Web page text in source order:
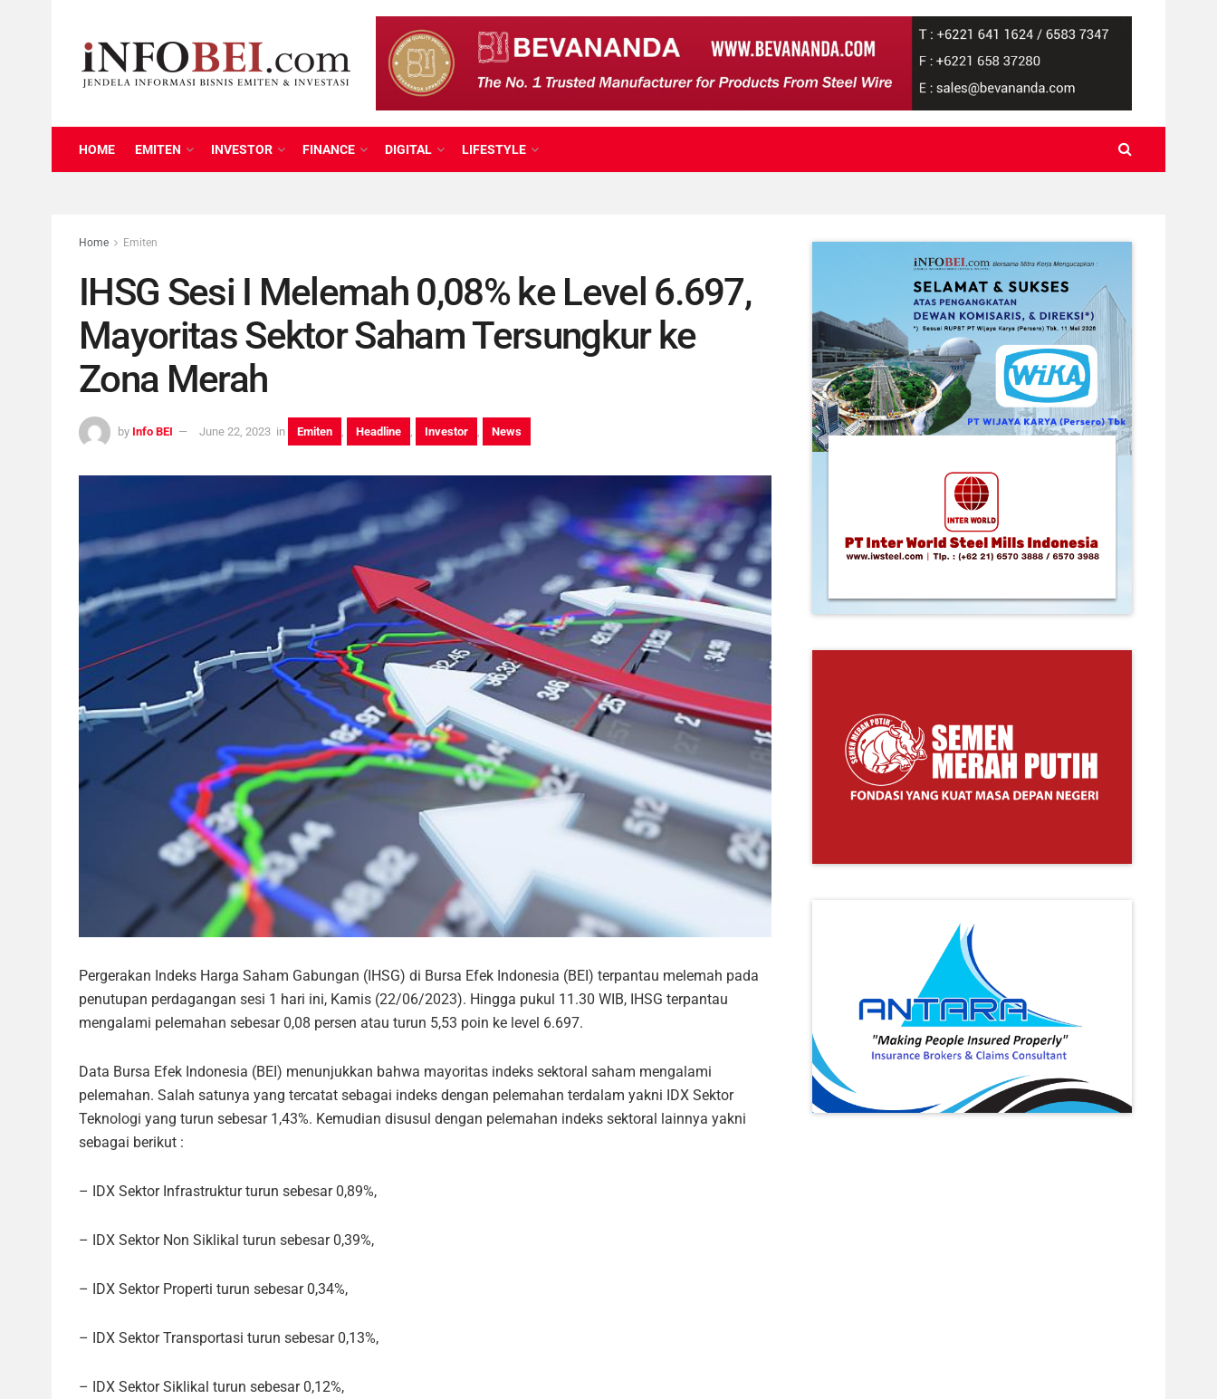
HOME EMITEN INVESTOR FINANCE DIGITAL LIFESTYLE
Home Emiten
IHSG Sesi I Melemah 0,08% ke Level 6.697,
Mayoritas Sektor Saham Tersungkur ke
Zona Merah
by Info BEI June 22, 2023 in Emiten Headline Investor News
Pergerakan Indeks Harga Saham Gabungan (IHSG) di Bursa Efek Indonesia (BEI) terpantau melemah pada
penutupan perdagangan sesi 1 hari ini, Kamis (22/06/2023). Hingga pukul 11.30 WIB, IHSG terpantau
mengalami pelemahan sebesar 0,08 persen atau turun 5,53 poin ke level 6.697.
Data Bursa Efek Indonesia (BEI) menunjukkan bahwa mayoritas indeks sektoral saham mengalami
pelemahan. Salah satunya yang tercatat sebagai indeks dengan pelemahan terdalam yakni IDX Sektor
Teknologi yang turun sebesar 1,43%. Kemudian disusul dengan pelemahan indeks sektoral lainnya yakni
sebagai berikut :
– IDX Sektor Infrastruktur turun sebesar 0,89%,
– IDX Sektor Non Siklikal turun sebesar 0,39%,
– IDX Sektor Properti turun sebesar 0,34%,
– IDX Sektor Transportasi turun sebesar 0,13%,
– IDX Sektor Siklikal turun sebesar 0,12%,